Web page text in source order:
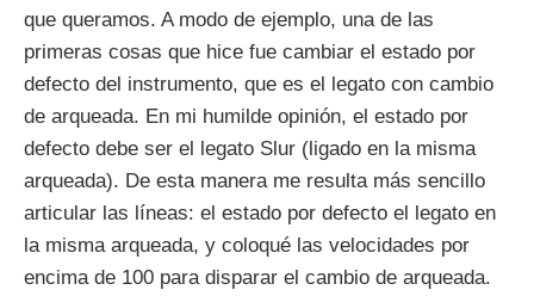
que queramos. A modo de ejemplo, una de las
primeras cosas que hice fue cambiar el estado por
defecto del instrumento, que es el legato con cambio
de arqueada. En mi humilde opinión, el estado por
defecto debe ser el legato Slur (ligado en la misma
arqueada). De esta manera me resulta más sencillo
articular las líneas: el estado por defecto el legato en
la misma arqueada, y coloqué las velocidades por
encima de 100 para disparar el cambio de arqueada.